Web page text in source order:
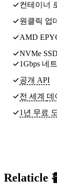
컨테이너
원클릭 업
AMD
NVMe
1Gbps 네
공개 API
전 세계 데
1년 무료
Relaticle